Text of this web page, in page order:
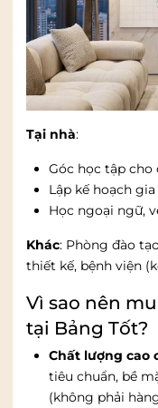
Tại nhà:
Góc học tập cho
Lập kế hoạch
Học ngoại ngữ,
Khác: Phòng đào
thiết kế, bệnh viện
Vì sao nên
tại Bảng Tốt?
Chất lượng cao
tiêu chuẩn, bề
(không phải